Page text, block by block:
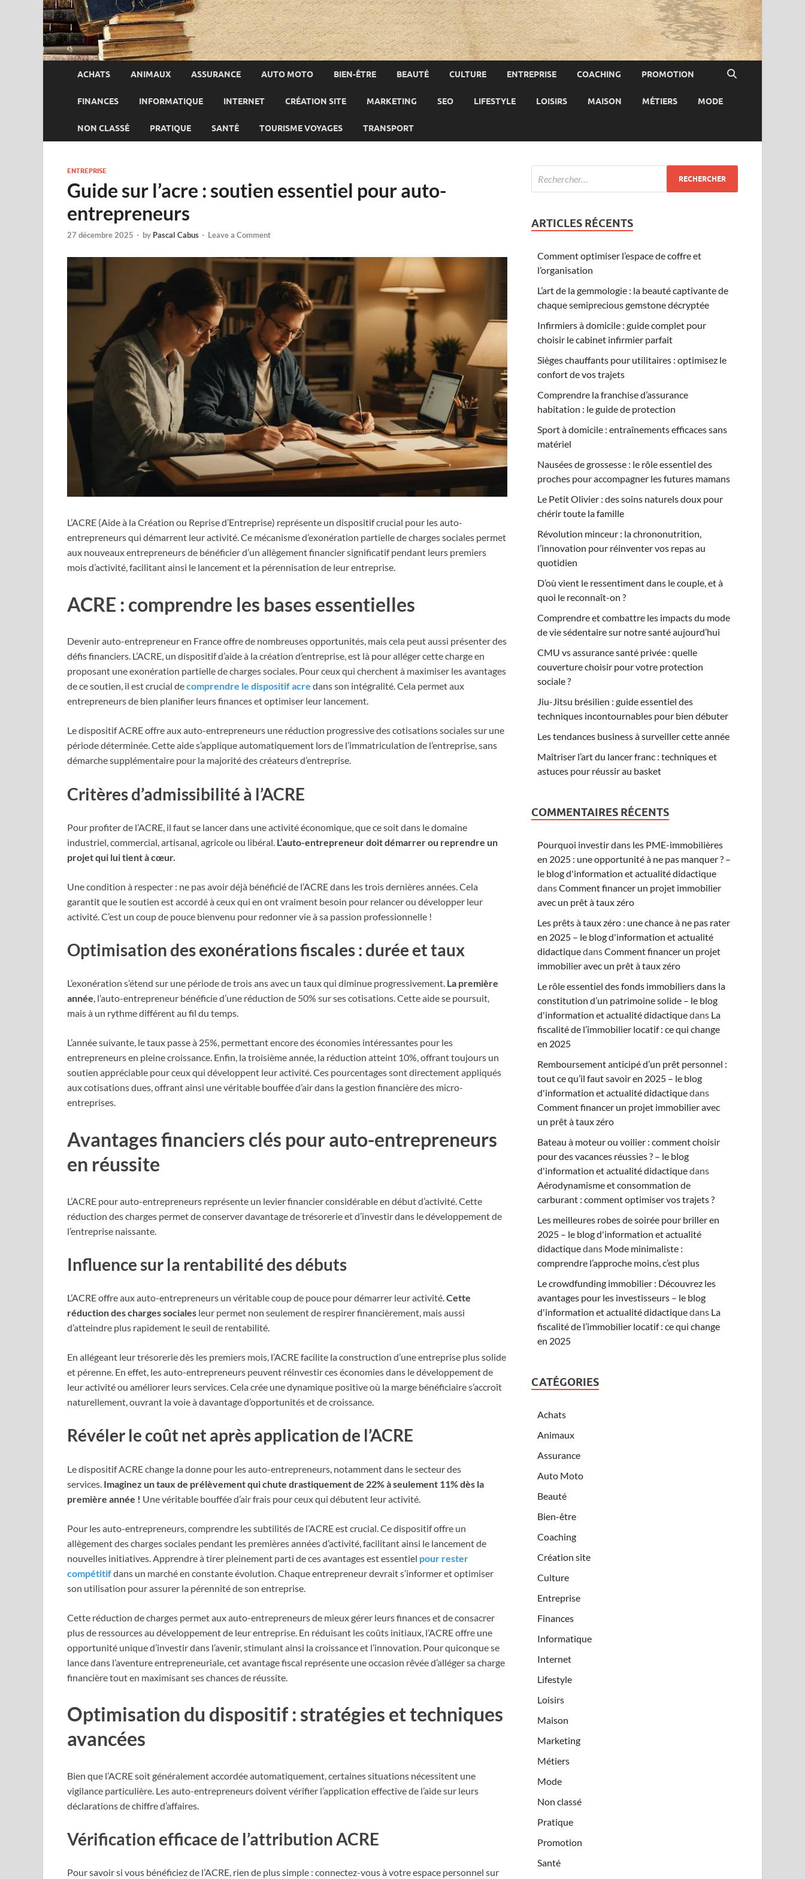
ACHATS ANIMAUX ASSURANCE AUTO MOTO BIEN-ÊTRE BEAUTÉ CULTURE ENTREPRISE COACHING PROMOTION
FINANCES INFORMATIQUE INTERNET CRÉATION SITE MARKETING SEO LIFESTYLE LOISIRS MAISON MÉTIERS MODE
NON CLASSÉ PRATIQUE SANTÉ TOURISME VOYAGES TRANSPORT
ENTREPRISE
Guide sur l’acre : soutien essentiel pour auto-
entrepreneurs
27 décembre 2025 - by Pascal Cabus - Leave a Comment
L’ACRE (Aide à la Création ou Reprise d’Entreprise) représente un dispositif crucial pour les auto-
entrepreneurs qui démarrent leur activité. Ce mécanisme d’exonération partielle de charges sociales permet
aux nouveaux entrepreneurs de bénéficier d’un allègement financier significatif pendant leurs premiers
mois d’activité, facilitant ainsi le lancement et la pérennisation de leur entreprise.
ACRE : comprendre les bases essentielles
Devenir auto-entrepreneur en France offre de nombreuses opportunités, mais cela peut aussi présenter des
défis financiers. L’ACRE, un dispositif d’aide à la création d’entreprise, est là pour alléger cette charge en
proposant une exonération partielle de charges sociales. Pour ceux qui cherchent à maximiser les avantages
de ce soutien, il est crucial decomprendre le dispositif acre dans son intégralité. Cela permet aux
entrepreneurs de bien planifier leurs finances et optimiser leur lancement.
Le dispositif ACRE offre aux auto-entrepreneurs une réduction progressive des cotisations sociales sur une
période déterminée. Cette aide s’applique automatiquement lors de l’immatriculation de l’entreprise, sans
démarche supplémentaire pour la majorité des créateurs d’entreprise.
Critères d’admissibilité à l’ACRE
Pour profiter de l’ACRE, il faut se lancer dans une activité économique, que ce soit dans le domaine
industriel, commercial, artisanal, agricole ou libéral. L’auto-entrepreneur doit démarrer ou reprendre un
projet qui lui tient à cœur.
Une condition à respecter : ne pas avoir déjà bénéficié de l’ACRE dans les trois dernières années. Cela
garantit que le soutien est accordé à ceux qui en ont vraiment besoin pour relancer ou développer leur
activité. C’est un coup de pouce bienvenu pour redonner vie à sa passion professionnelle !
Optimisation des exonérations fiscales : durée et taux
L’exonération s’étend sur une période de trois ans avec un taux qui diminue progressivement. La première
année, l’auto-entrepreneur bénéficie d’une réduction de 50% sur ses cotisations. Cette aide se poursuit,
mais à un rythme différent au fil du temps.
L’année suivante, le taux passe à 25%, permettant encore des économies intéressantes pour les
entrepreneurs en pleine croissance. Enfin, la troisième année, la réduction atteint 10%, offrant toujours un
soutien appréciable pour ceux qui développent leur activité. Ces pourcentages sont directement appliqués
aux cotisations dues, offrant ainsi une véritable bouffée d’air dans la gestion financière des micro-
entreprises.
Avantages financiers clés pour auto-entrepreneurs
en réussite
L’ACRE pour auto-entrepreneurs représente un levier financier considérable en début d’activité. Cette
réduction des charges permet de conserver davantage de trésorerie et d’investir dans le développement de
l’entreprise naissante.
Influence sur la rentabilité des débuts
L’ACRE offre aux auto-entrepreneurs un véritable coup de pouce pour démarrer leur activité.Cette
réduction des charges sociales leur permet non seulement de respirer financièrement, mais aussi
d’atteindre plus rapidement le seuil de rentabilité.
En allégeant leur trésorerie dès les premiers mois, l’ACRE facilite la construction d’une entreprise plus solide
et pérenne. En effet, les auto-entrepreneurs peuvent réinvestir ces économies dans le développement de
leur activité ou améliorer leurs services. Cela crée une dynamique positive où la marge bénéficiaire s’accroît
naturellement, ouvrant la voie à davantage d’opportunités et de croissance.
Révéler le coût net après application de l’ACRE
Le dispositif ACRE change la donne pour les auto-entrepreneurs, notamment dans le secteur des
services. Imaginez un taux de prélèvement qui chute drastiquement de 22% à seulement 11% dès la
première année ! Une véritable bouffée d’air frais pour ceux qui débutent leur activité.
Pour les auto-entrepreneurs, comprendre les subtilités de l’ACRE est crucial. Ce dispositif offre un
allègement des charges sociales pendant les premières années d’activité, facilitant ainsi le lancement de
nouvelles initiatives. Apprendre à tirer pleinement parti de ces avantages est essentiel pour rester
compétitifdans un marché en constante évolution. Chaque entrepreneur devrait s’informer et optimiser
son utilisation pour assurer la pérennité de son entreprise.
Cette réduction de charges permet aux auto-entrepreneurs de mieux gérer leurs finances et de consacrer
plus de ressources au développement de leur entreprise. En réduisant les coûts initiaux, l’ACRE offre une
opportunité unique d’investir dans l’avenir, stimulant ainsi la croissance et l’innovation. Pour quiconque se
lance dans l’aventure entrepreneuriale, cet avantage fiscal représente une occasion rêvée d’alléger sa charge
financière tout en maximisant ses chances de réussite.
Optimisation du dispositif : stratégies et techniques
avancées
Bien que l’ACRE soit généralement accordée automatiquement, certaines situations nécessitent une
vigilance particulière. Les auto-entrepreneurs doivent vérifier l’application effective de l’aide sur leurs
déclarations de chiffre d’affaires.
Vérification efficace de l’attribution ACRE
Pour savoir si vous bénéficiez de l’ACRE, rien de plus simple : connectez-vous à votre espace personnel sur
ARTICLES RÉCENTS
Comment optimiser l’espace de coffre et
l’organisation
L’art de la gemmologie : la beauté captivante de
chaque semiprecious gemstone décryptée
Infirmiers à domicile : guide complet pour
choisir le cabinet infirmier parfait
Sièges chauffants pour utilitaires : optimisez le
confort de vos trajets
Comprendre la franchise d’assurance
habitation : le guide de protection
Sport à domicile : entraînements efficaces sans
matériel
Nausées de grossesse : le rôle essentiel des
proches pour accompagner les futures mamans
Le Petit Olivier : des soins naturels doux pour
chérir toute la famille
Révolution minceur : la chrononutrition,
l’innovation pour réinventer vos repas au
quotidien
D’où vient le ressentiment dans le couple, et à
quoi le reconnaît-on ?
Comprendre et combattre les impacts du mode
de vie sédentaire sur notre santé aujourd’hui
CMU vs assurance santé privée : quelle
couverture choisir pour votre protection
sociale ?
Jiu-Jitsu brésilien : guide essentiel des
techniques incontournables pour bien débuter
Les tendances business à surveiller cette année
Maîtriser l’art du lancer franc : techniques et
astuces pour réussir au basket
COMMENTAIRES RÉCENTS
Pourquoi investir dans les PME-immobilières
en 2025 : une opportunité à ne pas manquer ? –
le blog d'information et actualité didactique
dansComment financer un projet immobilier
avec un prêt à taux zéro
Les prêts à taux zéro : une chance à ne pas rater
en 2025 – le blog d'information et actualité
didactiquedansComment financer un projet
immobilier avec un prêt à taux zéro
Le rôle essentiel des fonds immobiliers dans la
constitution d’un patrimoine solide – le blog
d'information et actualité didactiquedans La
fiscalité de l’immobilier locatif : ce qui change
en 2025
Remboursement anticipé d’un prêt personnel :
tout ce qu’il faut savoir en 2025 – le blog
d'information et actualité didactiquedans
Comment financer un projet immobilier avec
un prêt à taux zéro
Bateau à moteur ou voilier : comment choisir
pour des vacances réussies ? – le blog
d'information et actualité didactiquedans
Aérodynamisme et consommation de
carburant : comment optimiser vos trajets ?
Les meilleures robes de soirée pour briller en
2025 – le blog d'information et actualité
didactiquedans Mode minimaliste :
comprendre l’approche moins, c’est plus
Le crowdfunding immobilier : Découvrez les
avantages pour les investisseurs – le blog
d'information et actualité didactiquedans La
fiscalité de l’immobilier locatif : ce qui change
en 2025
CATÉGORIES
Achats
Animaux
Assurance
Auto Moto
Beauté
Bien-être
Coaching
Création site
Culture
Entreprise
Finances
Informatique
Internet
Lifestyle
Loisirs
Maison
Marketing
Métiers
Mode
Non classé
Pratique
Promotion
Santé